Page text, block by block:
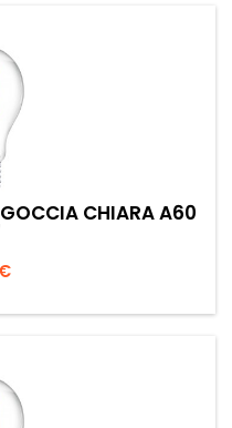
CHIARA A60